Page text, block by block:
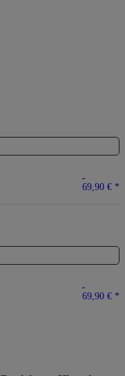
69,90 € *
69,90 € *